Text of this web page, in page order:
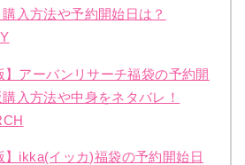
入方法や予約開始日は？
】アーバンリサーチ福袋の予約開
入方法や中身をネタバレ！
】ikka(イッカ)福袋の予約開始日